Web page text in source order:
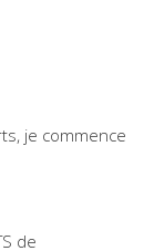
je commence
de